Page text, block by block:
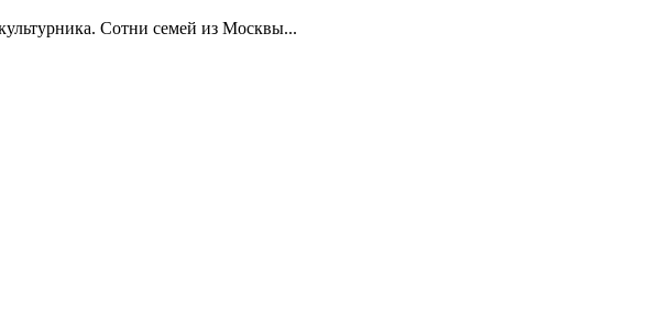
Сотни семей из Москвы...